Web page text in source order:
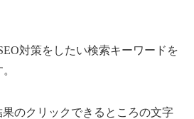
対策をしたい検索キーワードを
果のクリックできるところの文字